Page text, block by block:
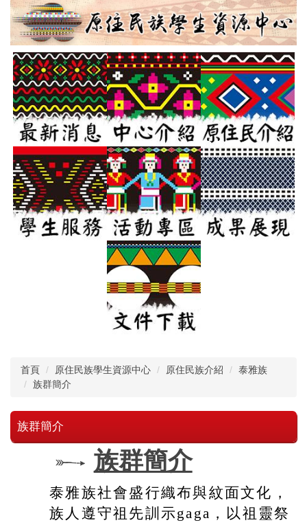
跳
到
主
要
內
容
區
首頁 原住民族學生資源中心 原住民族介紹
泰雅族
族群簡介
族群簡介
族群簡介
泰雅族社會盛行織布與紋面文化，
族人遵守祖先訓示gaga，以祖靈祭